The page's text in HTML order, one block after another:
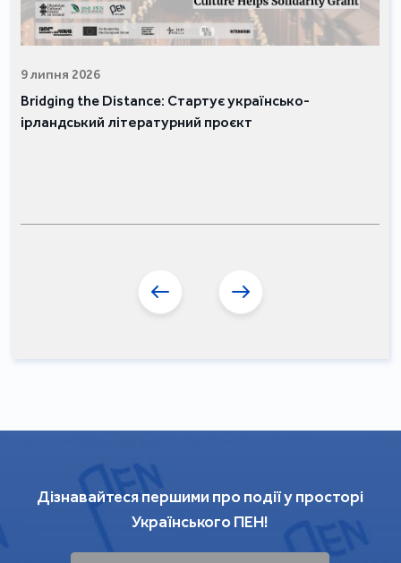
9 липня 2026
Bridging the Distance: Стартує українсько-
ірландський літературний проєкт
Дізнавайтеся першими про події у просторі
Українського ПЕН!